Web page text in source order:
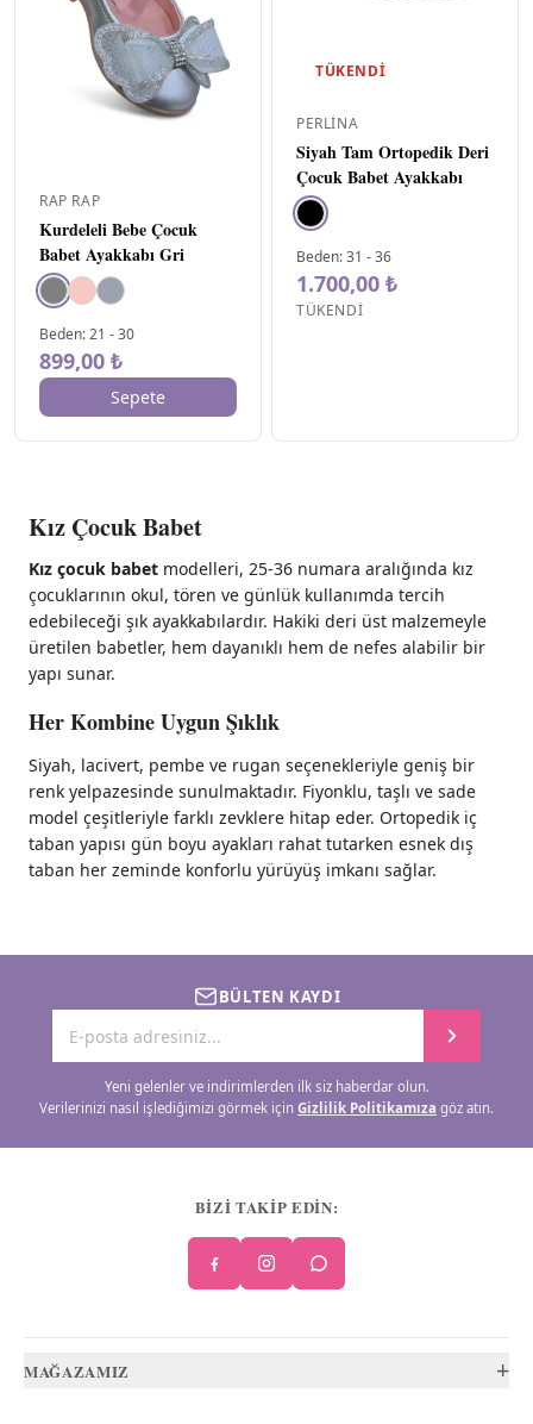
RAP RAP
Kurdeleli Bebe Çocuk
Babet Ayakkabı Gri
Beden:21 -30
899,00 ₺
Sepete
TÜKENDI
PERLINA
Siyah Tam Ortopedik Deri
Çocuk Babet Ayakkabı
Beden:31 -36
1.700,00 ₺
TÜKENDI
Kız Çocuk Babet
Kız çocuk babet modelleri, 25-36 numara aralığında kız
çocuklarının okul, tören ve günlük kullanımda tercih
edebileceği şık ayakkabılardır. Hakiki deri üst malzemeyle
üretilen babetler, hem dayanıklı hem de nefes alabilir bir
yapı sunar.
Her Kombine Uygun Şıklık
Siyah, lacivert, pembe ve rugan seçenekleriyle geniş bir
renk yelpazesinde sunulmaktadır. Fiyonklu, taşlı ve sade
model çeşitleriyle farklı zevklere hitap eder. Ortopedik iç
taban yapısı gün boyu ayakları rahat tutarken esnek dış
taban her zeminde konforlu yürüyüş imkanı sağlar.
BÜLTEN KAYDI
Yeni gelenler ve indirimlerden ilk siz haberdar olun.
Verilerinizi nasıl işlediğimizi görmek için Gizlilik Politikamıza göz atın.
BİZİ TAKİP EDİN:
MAĞAZAMIZ +